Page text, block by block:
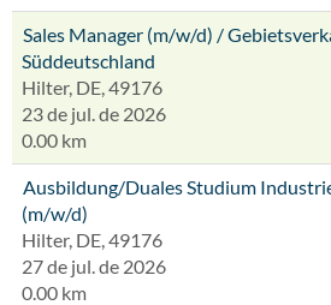
Sales Manager (m/w/d) /
Süddeutschland
Hilter, DE, 49176
23 de jul. de 2026
0.00 km
Ausbildung/Duales Studium
(m/w/d)
Hilter, DE, 49176
27 de jul. de 2026
0.00 km